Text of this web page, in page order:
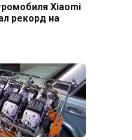
Xiaomi
рекорд на